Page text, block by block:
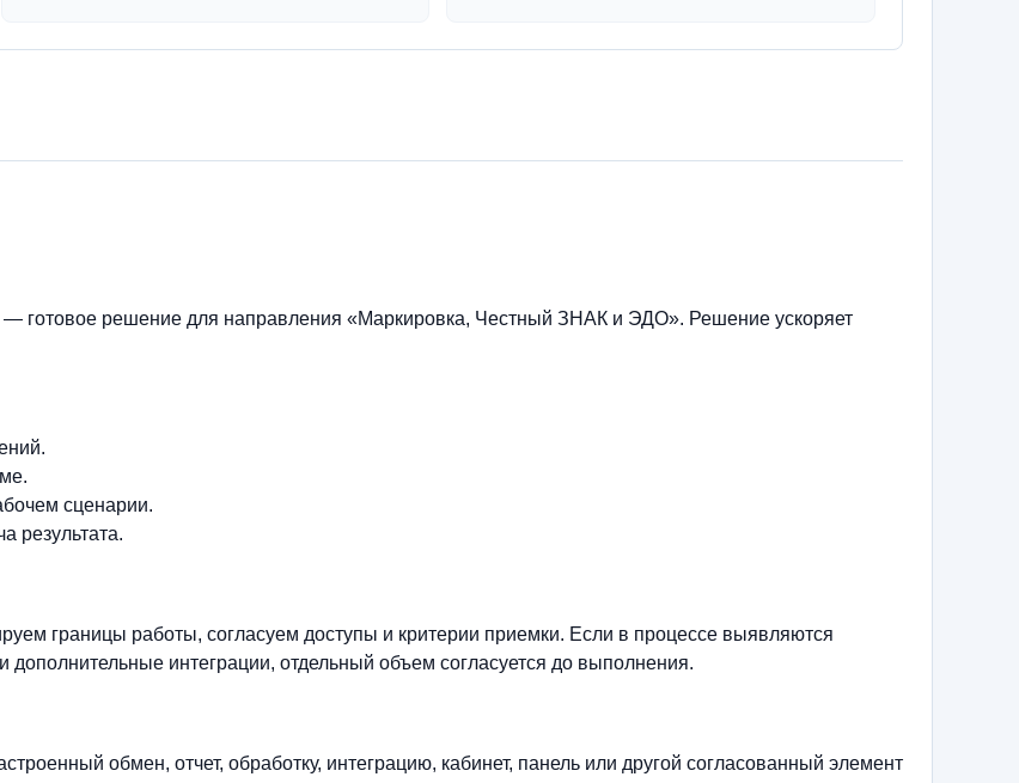
решение для направления «Маркировка, Честный ЗНАК и ЭДО». Решение ускоряет
сценарии.
результата.
границы работы, согласуем доступы и критерии приемки. Если в процессе выявляются
интеграции, отдельный объем согласуется до выполнения.
обмен, отчет, обработку, интеграцию, кабинет, панель или другой согласованный элемент